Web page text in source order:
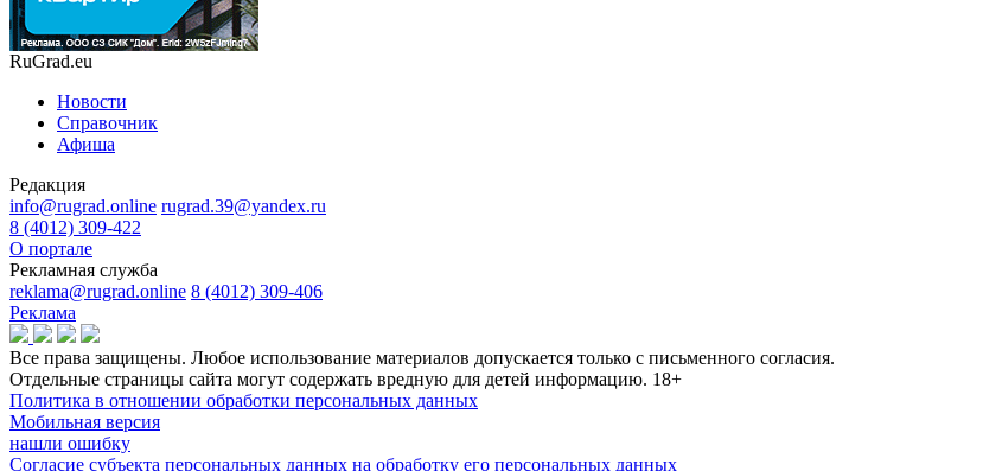
RuGrad.eu
Новости
Справочник
Афиша
Редакция
info@rugrad.online rugrad.39@yandex.ru
8 (4012) 309-422
О портале
Рекламная служба
reklama@rugrad.online 8 (4012) 309-406
Реклама
Все права защищены. Любое использование материалов допускается только с письменного согласия.
Отдельные страницы сайта могут содержать вредную для детей информацию. 18+
Политика в отношении обработки персональных данных
Мобильная версия
нашли ошибку
Согласие субъекта персональных данных на обработку его персональных данных